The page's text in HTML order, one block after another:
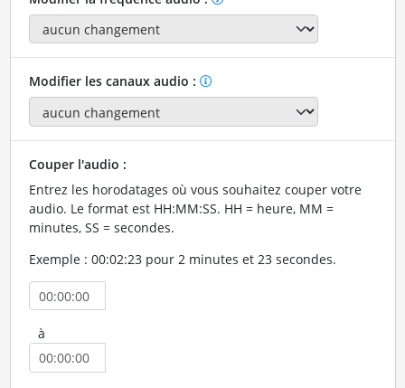
Modifier les canaux audio :
Couper l'audio :
Entrez les horodatages où vous souhaitez couper votre
audio. Le format est HH:MM:SS. HH = heure, MM =
minutes, SS = secondes.
Exemple : 00:02:23 pour 2 minutes et 23 secondes.
à